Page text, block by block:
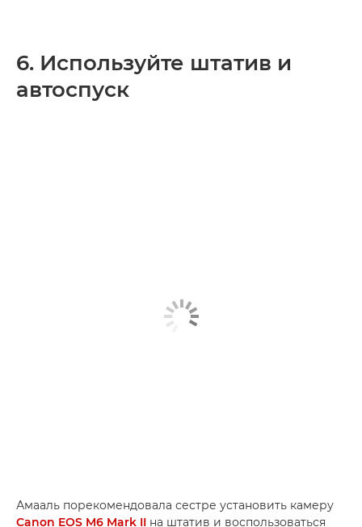
6. Используйте штатив и
автоспуск
Амааль порекомендовала сестре установить камеру
Canon EOS M6 Mark II на штатив и воспользоваться